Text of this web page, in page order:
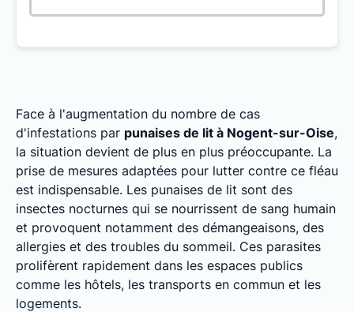
Face à l'augmentation du nombre de cas
d'infestations par punaises de lit à Nogent-sur-Oise,
la situation devient de plus en plus préoccupante. La
prise de mesures adaptées pour lutter contre ce fléau
est indispensable. Les punaises de lit sont des
insectes nocturnes qui se nourrissent de sang humain
et provoquent notamment des démangeaisons, des
allergies et des troubles du sommeil. Ces parasites
prolifèrent rapidement dans les espaces publics
comme les hôtels, les transports en commun et les
logements.